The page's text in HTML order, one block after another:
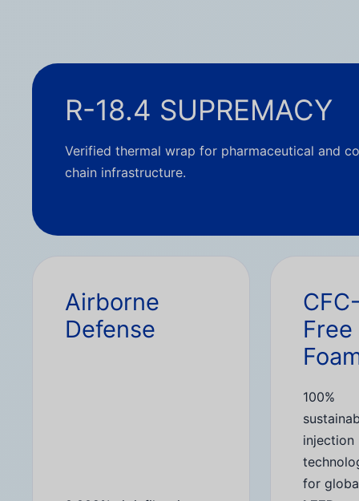
R-18.4 SUPREMACY
Verified thermal wrap for pharmaceutical and
chain infrastructure.
Airborne
Defense
Free
100%
injection
for